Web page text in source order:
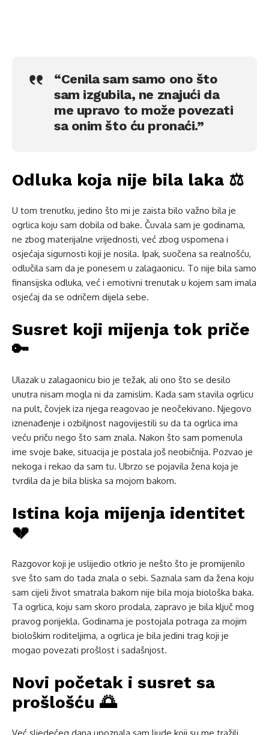
“Cenila sam samo ono što
sam izgubila, ne znajući da
me upravo to može povezati
sa onim što ću pronaći.”
Odluka koja nije bila laka ⚖️
U tom trenutku, jedino što mi je zaista bilo važno bila je
ogrlica koju sam dobila od bake. Čuvala sam je godinama,
ne zbog materijalne vrijednosti, već zbog uspomena i
osjećaja sigurnosti koji je nosila. Ipak, suočena sa realnošću,
odlučila sam da je ponesem u zalagaonicu. To nije bila samo
finansijska odluka, već i emotivni trenutak u kojem sam imala
osjećaj da se odričem dijela sebe.
Susret koji mijenja tok priče
🔑
Ulazak u zalagaonicu bio je težak, ali ono što se desilo
unutra nisam mogla ni da zamislim. Kada sam stavila ogrlicu
na pult, čovjek iza njega reagovao je neočekivano. Njegovo
iznenađenje i ozbiljnost nagovijestili su da ta ogrlica ima
veću priču nego što sam znala. Nakon što sam pomenula
ime svoje bake, situacija je postala još neobičnija. Pozvao je
nekoga i rekao da sam tu. Ubrzo se pojavila žena koja je
tvrdila da je bila bliska sa mojom bakom.
Istina koja mijenja identitet
💔
Razgovor koji je uslijedio otkrio je nešto što je promijenilo
sve što sam do tada znala o sebi. Saznala sam da žena koju
sam cijeli život smatrala bakom nije bila moja biološka baka.
Ta ogrlica, koju sam skoro prodala, zapravo je bila ključ mog
pravog porijekla. Godinama je postojala potraga za mojim
biološkim roditeljima, a ogrlica je bila jedini trag koji je
mogao povezati prošlost i sadašnjost.
Novi početak i susret sa
prošlošću 🌅